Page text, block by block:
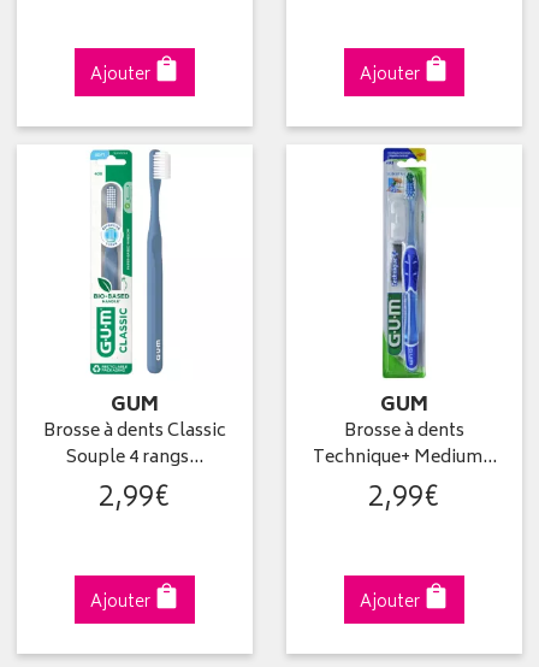
Ajouter Ajouter
GUM
Brosse à dents Classic
Souple 4 rangs…
2,99€
Ajouter
GUM
Brosse à dents
Technique+ Medium…
2,99€
Ajouter